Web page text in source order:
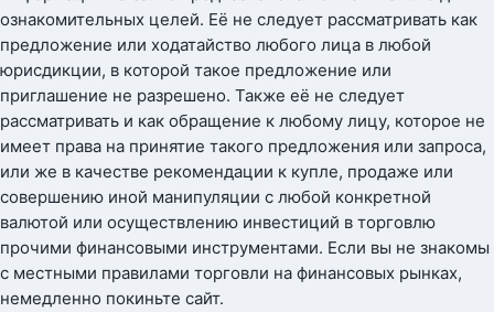
ознакомительных целей. Её не следует рассматривать как
предложение или ходатайство любого лица в любой
юрисдикции, в которой такое предложение или
приглашение не разрешено. Также её не следует
рассматривать и как обращение к любому лицу, которое не
имеет права на принятие такого предложения или запроса,
или же в качестве рекомендации к купле, продаже или
совершению иной манипуляции с любой конкретной
валютой или осуществлению инвестиций в торговлю
прочими финансовыми инструментами. Если вы не знакомы
с местными правилами торговли на финансовых рынках,
немедленно покиньте сайт.